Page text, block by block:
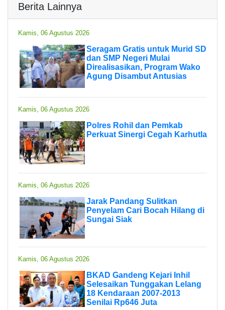
Berita Lainnya
Kamis, 06 Agustus 2026
Seragam Gratis untuk Murid SD
dan SMP Negeri Mulai
Direalisasikan, Program Wako
Agung Disambut Antusias
Kamis, 06 Agustus 2026
Polres Rohil dan Pemkab
Perkuat Sinergi Cegah Karhutla
Kamis, 06 Agustus 2026
Jarak Pandang Sulitkan
Penyelam Cari Bocah Hilang di
Sungai Siak
Kamis, 06 Agustus 2026
BKAD Gandeng Kejari Inhil
Selesaikan Tunggakan Lelang
18 Kendaraan 2007-2013
Senilai Rp646 Juta